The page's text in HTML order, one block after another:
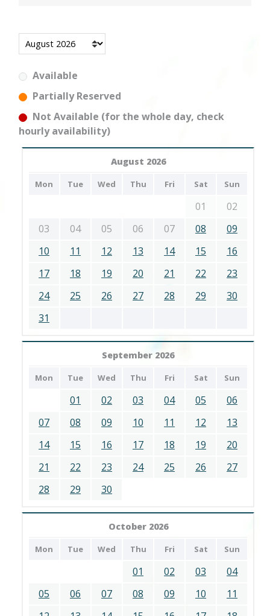
Available
Partially Reserved
Not Available (for the whole day, check
hourly availability)
August 2026
Mon Tue Wed Thu Fri Sat Sun
01
02
03
04 05 06 07 08
09
10
11 12 13 14 15
16
17
18 19 20 21 22
23
24
25 26 27 28 29
30
31
September 2026
Mon Tue Wed Thu Fri Sat Sun
01 02 03 04 05
06
07
08 09 10 11 12
13
14
15 16 17 18 19
20
21
22 23 24 25 26
27
28
29 30
October 2026
Mon Tue Wed Thu Fri Sat Sun
01 02 03
04
05
06 07 08 09 10
11